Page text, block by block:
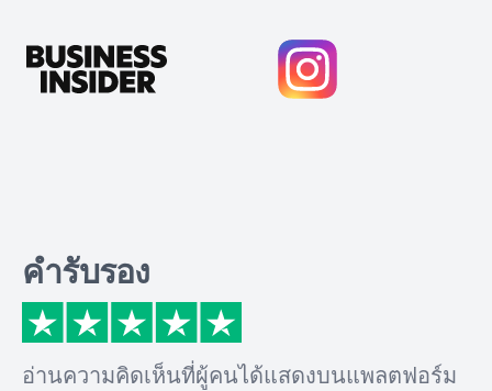
คำรับรอง
อ่านความคิดเห็นที่ผู้คนได้แสดงบนแพลตฟอร์ม